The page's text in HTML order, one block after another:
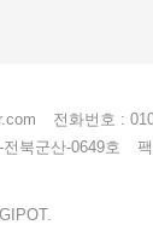
전화번호 :
북군산-0649호